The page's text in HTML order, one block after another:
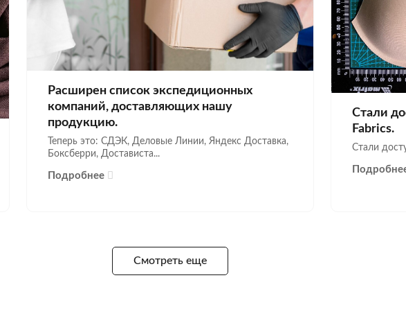
Расширен список экспедиционных
компаний, доставляющих нашу
продукцию.
Теперь это: СДЭК, Деловые Линии, Яндекс Доставка,
Боксберри, Достависта...
Подробнее
Стали
Fabrics.
Стали
Смотреть еще